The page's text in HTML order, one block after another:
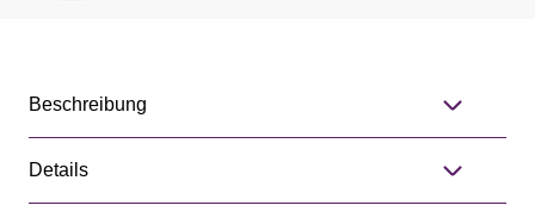
Beschreibung
Details